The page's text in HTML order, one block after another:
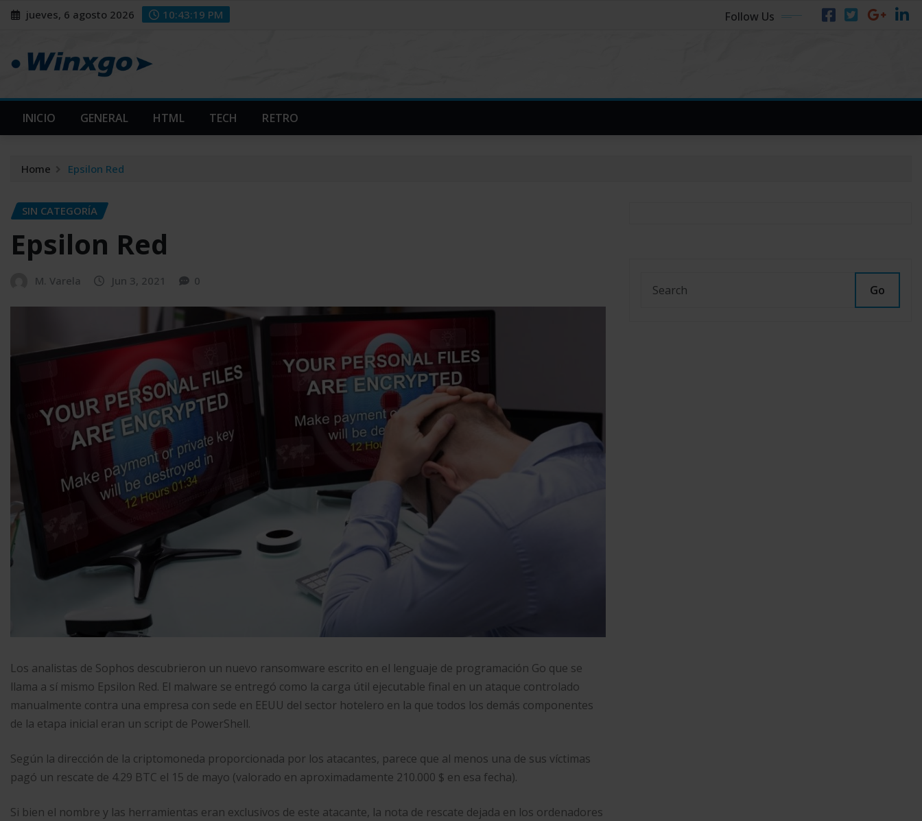
Skip jueves, 6 agosto 2026 10:43:20 PM Follow Us
INICIO GENERAL HTML TECH RETRO
Home Epsilon Red
SIN CATEGORÍA
Epsilon Red
M. Varela Jun 3, 2021 0
Los analistas de Sophos descubrieron un nuevo ransomware escrito en el lenguaje de programación Go que se
llama a sí mismo Epsilon Red. El malware se entregó como la carga útil ejecutable final en un ataque controlado
manualmente contra una empresa con sede en EEUU del sector hotelero en la que todos los demás componentes
de la etapa inicial eran un script de PowerShell.
Según la dirección de la criptomoneda proporcionada por los atacantes, parece que al menos una de sus víctimas
pagó un rescate de 4.29 BTC el 15 de mayo (valorado en aproximadamente 210.000 $ en esa fecha).
Si bien el nombre y las herramientas eran exclusivos de este atacante, la nota de rescate dejada en los ordenadores
Go
modal-check
modal-check